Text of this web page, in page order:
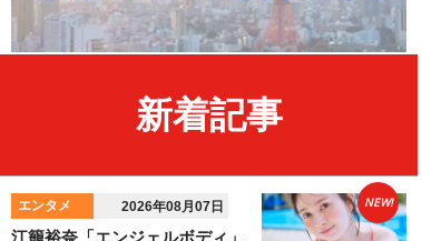
新着記事
エンタメ 2026年08月07日 NEW!